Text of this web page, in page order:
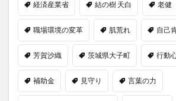
経済産業省 結の樹 天白 老健
職場環境の変革 肌荒れ 自己
芳賀沙織 茨城県大子町 行動
補助金 見守り 言葉の力